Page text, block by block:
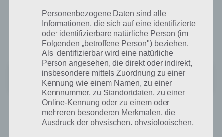
Task Manager, wie man es von Windows her kennt. Im Google Play
Store befinden sich zahlreiche Task Manager Apps. Ich persönlich
nutze den ES Task Manager, aber es ist natürlich jedem selbst
überlassen, welchen man benutzt:
ES Task Manager(Task Killer)
Preis:Kostenlos
Akkuverbrauch senken #4: Weitere Tipps
Personenbezogene Daten sind alle
Informationen, die sich auf eine identifizierte
oder identifizierbare natürliche Person (im
Folgenden „betroffene Person") beziehen.
Als identifizierbar wird eine natürliche
Person angesehen, die direkt oder indirekt,
insbesondere mittels Zuordnung zu einer
Kennung wie einem Namen, zu einer
Kennnummer, zu Standortdaten, zu einer
Online-Kennung oder zu einem oder
mehreren besonderen Merkmalen, die
Ausdruck der physischen, physiologischen,